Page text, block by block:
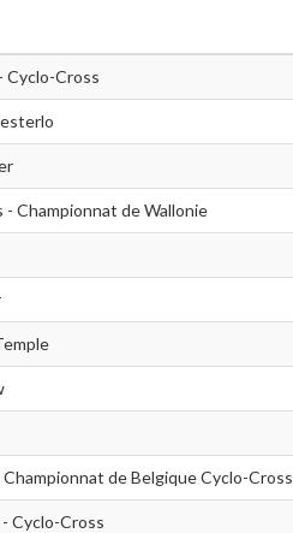
Cyclo-Cross
- Championnat de Wallonie
de Belgique Cyclo-Cross
Cyclo-Cross